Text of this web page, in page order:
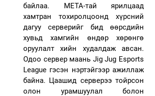
байлаа. МЕТА-тай ярилцаад
хамтран тохиролцоонд хүрсний
дагуу серверийг бид өөрсдийн
хувьд хамгийн өндөр хөрөнгө
оруулалт хийн худалдаж авсан.
Одоо сервер маань Jig Jug Esports
League гэсэн нэртэйгээр ажиллаж
байна. Цаашид серверээ тойрсон
олон урамшуулал болон